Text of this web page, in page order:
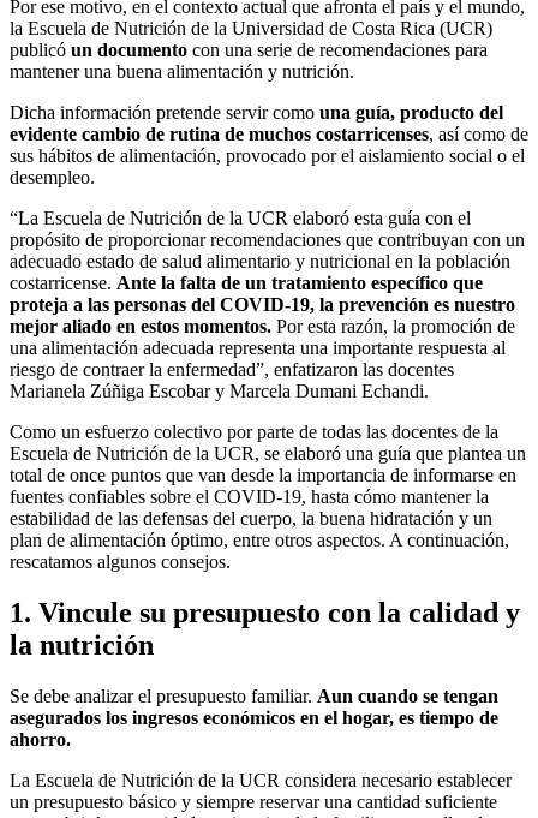
Por ese motivo, en el contexto actual que afronta el país y el mundo,
la Escuela de Nutrición de la Universidad de Costa Rica (UCR)
publicó un documento con una serie de recomendaciones para
mantener una buena alimentación y nutrición.
Dicha información pretende servir como una guía, producto del
evidente cambio de rutina de muchos costarricenses, así como de
sus hábitos de alimentación, provocado por el aislamiento social o el
desempleo.
“La Escuela de Nutrición de la UCR elaboró esta guía con el
propósito de proporcionar recomendaciones que contribuyan con un
adecuado estado de salud alimentario y nutricional en la población
costarricense. Ante la falta de un tratamiento específico que
proteja a las personas del COVID-19, la prevención es nuestro
mejor aliado en estos momentos. Por esta razón, la promoción de
una alimentación adecuada representa una importante respuesta al
riesgo de contraer la enfermedad”, enfatizaron las docentes
Marianela Zúñiga Escobar y Marcela Dumani Echandi.
Como un esfuerzo colectivo por parte de todas las docentes de la
Escuela de Nutrición de la UCR, se elaboró una guía que plantea un
total de once puntos que van desde la importancia de informarse en
fuentes confiables sobre el COVID-19, hasta cómo mantener la
estabilidad de las defensas del cuerpo, la buena hidratación y un
plan de alimentación óptimo, entre otros aspectos. A continuación,
rescatamos algunos consejos.
1. Vincule su presupuesto con la calidad y
la nutrición
Se debe analizar el presupuesto familiar. Aun cuando se tengan
asegurados los ingresos económicos en el hogar, es tiempo de
ahorro.
La Escuela de Nutrición de la UCR considera necesario establecer
un presupuesto básico y siempre reservar una cantidad suficiente